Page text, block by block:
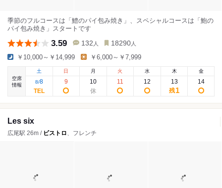
季節のフルコースは「鱧のパイ包み焼き」、スペシャルコースは「鮑の
パイ包み焼き」スタートです
3.59 132 人 18290 人
￥10,000～￥14,999 ￥6,000～￥7,999
空席
情報
土
8/8
日
9
月
10
火
11
水
12
木
13
残1
金
14
Les six
広尾駅 26m / ビストロ、フレンチ